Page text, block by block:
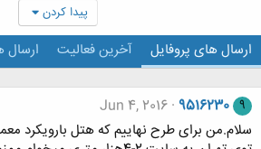
پیدا کردن
ارسال های پروفایل آخرین فعالیت ارسال
9
9516230
Jun 4, 2016
سلام.من برای طرح نهاییم که هتل بارویکرد